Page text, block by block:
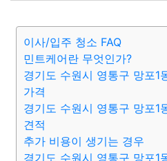
이사/입주 청소 FAQ
민트케어란 무엇인가?
경기도 수원시 영통구 망포1
가격
경기도 수원시 영통구 망포1
견적
추가 비용이 생기는 경우
경기도 수원시 영통구 망포1